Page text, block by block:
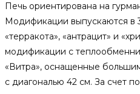
Печь ориентирована на
Модификации выпускаются в
«терракота», «антрацит» и
модификации с
«Витра», оснащенные
с диагональю 42 см. За счет